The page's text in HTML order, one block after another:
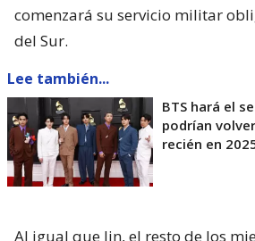
comenzará su servicio militar
del Sur.
Lee también...
BTS hará el
podrían
recién en
Al igual que Jin, el resto de los